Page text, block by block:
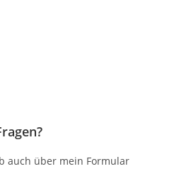
auch über mein Formular